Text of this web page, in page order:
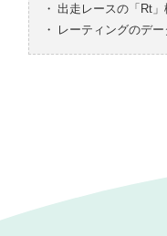
・ 出走レースの「Rt」
・
レーティングのデー